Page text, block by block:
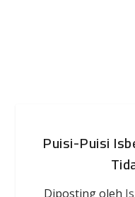
Puisi-Puisi
Diposting oleh